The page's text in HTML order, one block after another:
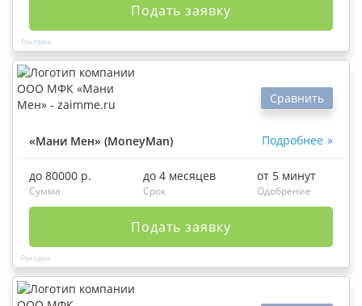
Подать заявку
«Мани Мен» (MoneyMan) Подробнее
Сравнить
до 80000 р.
Сумма
до 4 месяцев
Срок
от 5 минут
Одобрение
Подать заявку